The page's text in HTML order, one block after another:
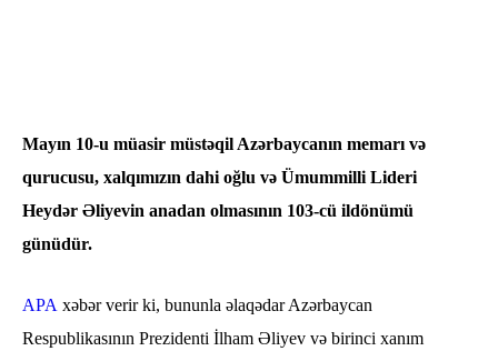
Mayın 10-u müasir müstəqil Azərbaycanın memarı və
qurucusu, xalqımızın dahi oğlu və Ümummilli Lideri
Heydər Əliyevin anadan olmasının 103-cü ildönümü
günüdür.
APA xəbər verir ki, bununla əlaqədar Azərbaycan
Respublikasının Prezidenti İlham Əliyev və birinci xanım